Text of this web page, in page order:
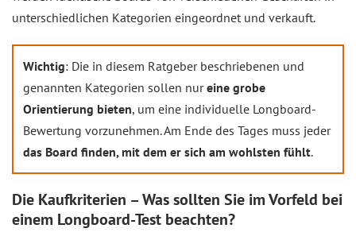
unterschiedlichen Kategorien eingeordnet und verkauft.
Wichtig: Die in diesem Ratgeber beschriebenen und
genannten Kategorien sollen nureine grobe
Orientierung bieten, um eine individuelle Longboard-
Bewertung vorzunehmen. Am Ende des Tages muss jeder
das Board finden, mit dem er sich am wohlsten fühlt.
Die Kaufkriterien – Was sollten Sie im Vorfeld bei
einem Longboard-Test beachten?